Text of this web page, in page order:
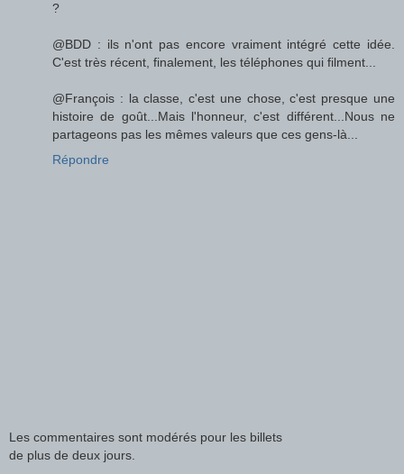
?
@BDD : ils n'ont pas encore vraiment intégré cette idée.
C'est très récent, finalement, les téléphones qui filment...
@François : la classe, c'est une chose, c'est presque une
histoire de goût...Mais l'honneur, c'est différent...Nous ne
partageons pas les mêmes valeurs que ces gens-là...
Répondre
Les commentaires sont modérés pour les billets
de plus de deux jours.